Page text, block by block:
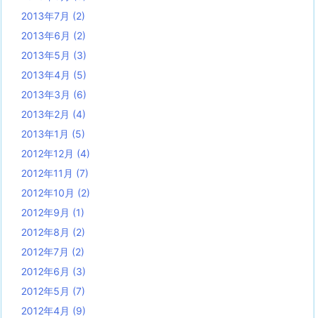
2013年7月 (2)
2013年6月 (2)
2013年5月 (3)
2013年4月 (5)
2013年3月 (6)
2013年2月 (4)
2013年1月 (5)
2012年12月 (4)
2012年11月 (7)
2012年10月 (2)
2012年9月 (1)
2012年8月 (2)
2012年7月 (2)
2012年6月 (3)
2012年5月 (7)
2012年4月 (9)